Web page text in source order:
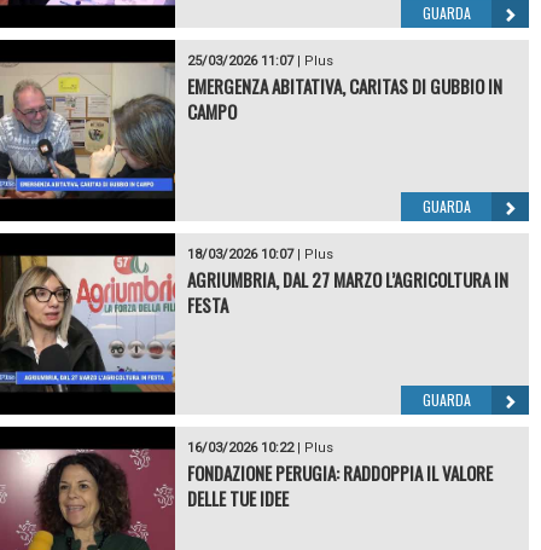
GUARDA
25/03/2026 11:07| Plus
EMERGENZA ABITATIVA, CARITAS DI GUBBIO IN
CAMPO
GUARDA
18/03/2026 10:07| Plus
AGRIUMBRIA, DAL 27 MARZO L’AGRICOLTURA IN
FESTA
GUARDA
16/03/2026 10:22| Plus
FONDAZIONE PERUGIA: RADDOPPIA IL VALORE
DELLE TUE IDEE